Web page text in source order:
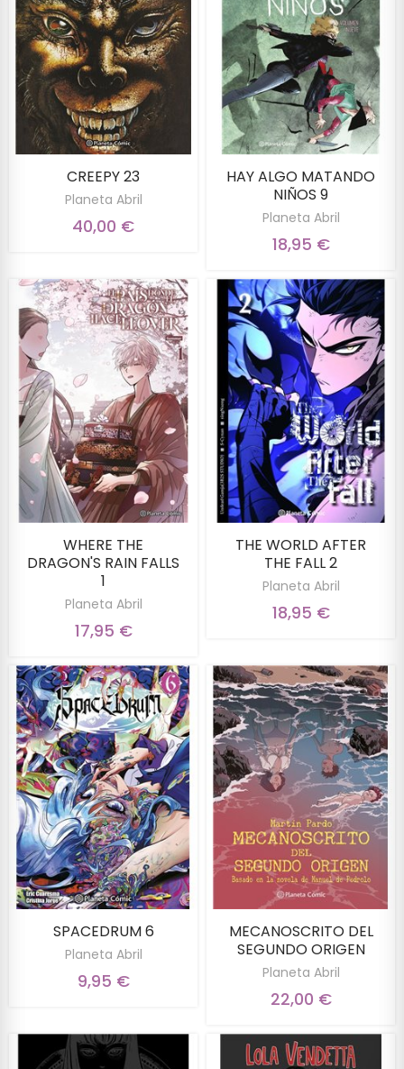
CREEPY 23
Planeta Abril
40,00 €
HAY ALGO MATANDO
NIÑOS 9
Planeta Abril
18,95 €
WHERE THE
DRAGON'S RAIN FALLS
1
Planeta Abril
17,95 €
THE WORLD AFTER
THE FALL 2
Planeta Abril
18,95 €
SPACEDRUM 6
Planeta Abril
9,95 €
MECANOSCRITO DEL
SEGUNDO ORIGEN
Planeta Abril
22,00 €